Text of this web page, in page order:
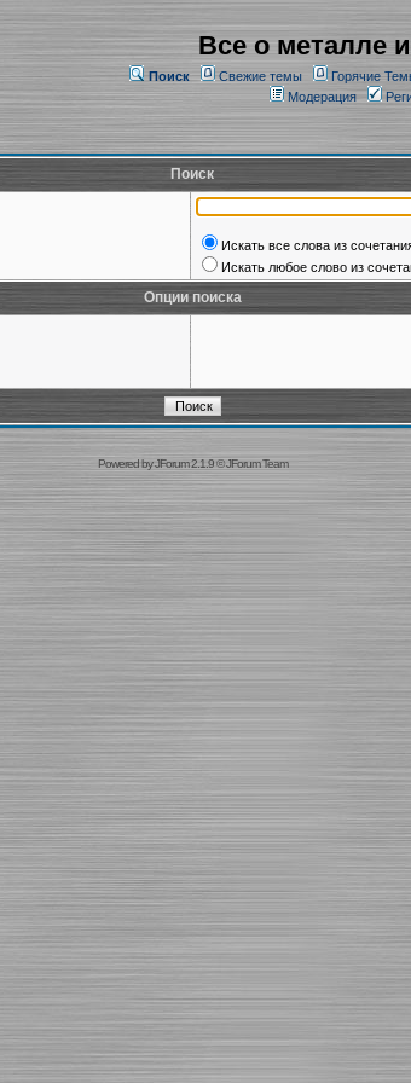
Все о металле
Поиск Свежие темы Горячие
Модерация
Поиск
Искать все слова из
Искать любое слово из
Опции поиска
Powered byJForum 2.1.9©JForum Team